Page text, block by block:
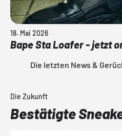
18. Mai 2026
Bape Sta Loafer - jetzt
Die letzten News &
Die Zukunft
Bestätigte